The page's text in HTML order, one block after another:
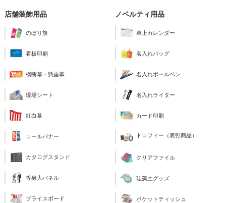
店舗装飾用品
のぼり旗
看板印刷
横断幕・懸垂幕
現場シート
紅白幕
ロールバナー
カタログスタンド
等身大パネル
プライスボード
ノベルティ用品
卓上カレンダー
名入れバッグ
名入れボールペン
名入れライター
カード印刷
トロフィー（表彰商品）
クリアファイル
珪藻土グッズ
ポケットティッシュ